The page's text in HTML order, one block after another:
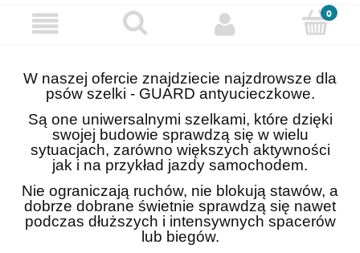
W naszej ofercie znajdziecie najzdrowsze dla
psów szelki - GUARD antyucieczkowe.
Są one uniwersalnymi szelkami, które dzięki
swojej budowie sprawdzą się w wielu
sytuacjach, zarówno większych aktywności
jak i na przykład jazdy samochodem.
Nie ograniczają ruchów, nie blokują stawów, a
dobrze dobrane świetnie sprawdzą się nawet
podczas dłuższych i intensywnych spacerów
lub biegów.